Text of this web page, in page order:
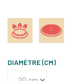
DIAMÈTRE (CM)